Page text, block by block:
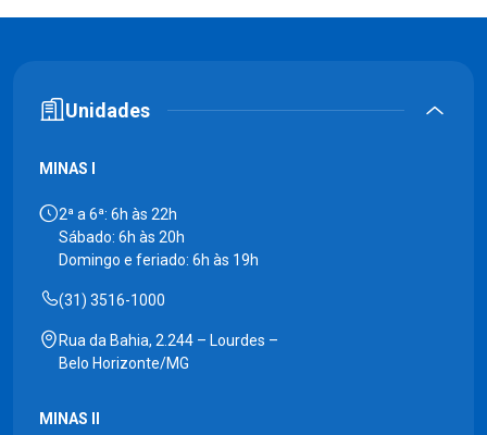
Unidades
MINAS I
2ª a 6ª: 6h às 22h
Sábado: 6h às 20h
Domingo e feriado: 6h às 19h
(31) 3516-1000
Rua da Bahia, 2.244 – Lourdes –
Belo Horizonte/MG
MINAS II